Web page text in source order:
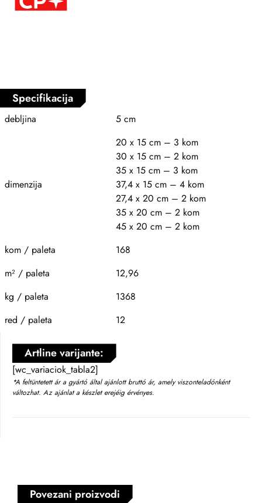
Specifikacija
debljina 5 cm
dimenzija
20 x 15 cm – 3 kom
30 x 15 cm – 2 kom
35 x 15 cm – 3 kom
37,4 x 15 cm – 4 kom
27,4 x 20 cm – 2 kom
35 x 20 cm – 2 kom
45 x 20 cm – 2 kom
kom / paleta
168
m² / paleta
12,96
kg / paleta
1368
red / paleta
12
Artline varijante:
[wc_variaciok_tabla2]
*A feltüntetett ár a gyártó által ajánlott bruttó ár, amely viszonteladónként
változhat. Az ajánlat a készlet erejéig érvényes.
Povezani proizvodi